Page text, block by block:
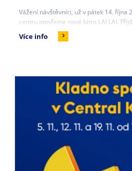
Vážení návštěvníci, už v pátek 14. října
centru otevřeme nové bitro LAI LAI.
Více info